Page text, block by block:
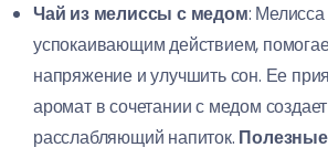
Чай из мелиссы с медом:
успокаивающим действием,
напряжение и улучшить сон. Ее
аромат в сочетании с медом
расслабляющий напиток.